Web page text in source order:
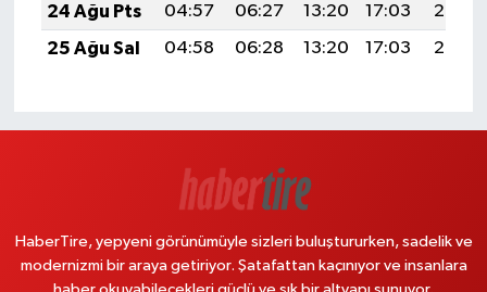
24 Ağu Pts
04:57 06:27 13:20 17:03
20:03
25 Ağu Sal
04:58 06:28 13:20 17:03 20:02
HaberTire, yepyeni görünümüyle sizleri buluştururken, sadelik ve
modernizmi bir araya getiriyor. Şatafattan kaçınıyor ve insanlara